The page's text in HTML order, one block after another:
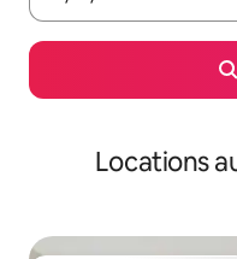
Locations